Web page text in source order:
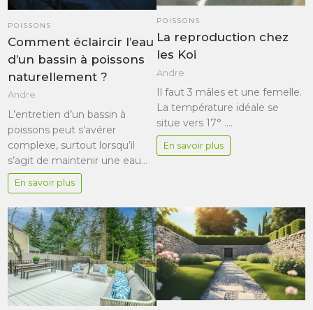
POISSONS
Comment éclaircir l’eau
d’un bassin à poissons
naturellement ?
Andre
L’entretien d’un bassin à
poissons peut s’avérer
complexe, surtout lorsqu’il
s’agit de maintenir une eau…
En savoir plus
POISSONS
La reproduction chez
les Koi
Andre
Il faut 3 mâles et une femelle.
La température idéale se
situe vers 17° .…
En savoir plus